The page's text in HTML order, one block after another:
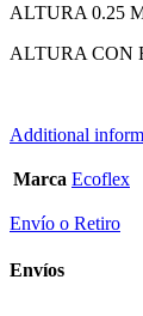
ALTURA 0.25
ALTURA CON
Additional
Marca Ecoflex
Envío o Retiro
Envíos